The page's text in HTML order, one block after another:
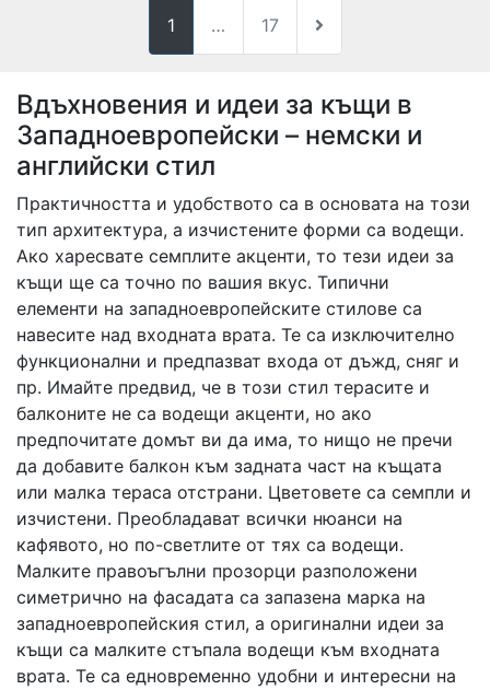
1 … 17
Вдъхновения и идеи за къщи в
Западноевропейски – немски и
английски стил
Практичността и удобството са в основата на този
тип архитектура, а изчистените форми са водещи.
Ако харесвате семплите акценти, то тези идеи за
къщи ще са точно по вашия вкус. Типични
елементи на западноевропейските стилове са
навесите над входната врата. Те са изключително
функционални и предпазват входа от дъжд, сняг и
пр. Имайте предвид, че в този стил терасите и
балконите не са водещи акценти, но ако
предпочитате домът ви да има, то нищо не пречи
да добавите балкон към задната част на къщата
или малка тераса отстрани. Цветовете са семпли и
изчистени. Преобладават всички нюанси на
кафявото, но по-светлите от тях са водещи.
Малките правоъгълни прозорци разположени
симетрично на фасадата са запазена марка на
западноевропейския стил, а оригинални идеи за
къщи са малките стъпала водещи към входната
врата. Те са едновременно удобни и интересни на